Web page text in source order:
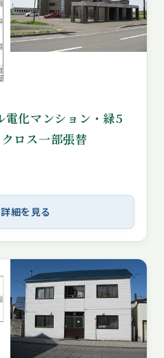
電化マンション・緑5
ロス一部張替
細を見る